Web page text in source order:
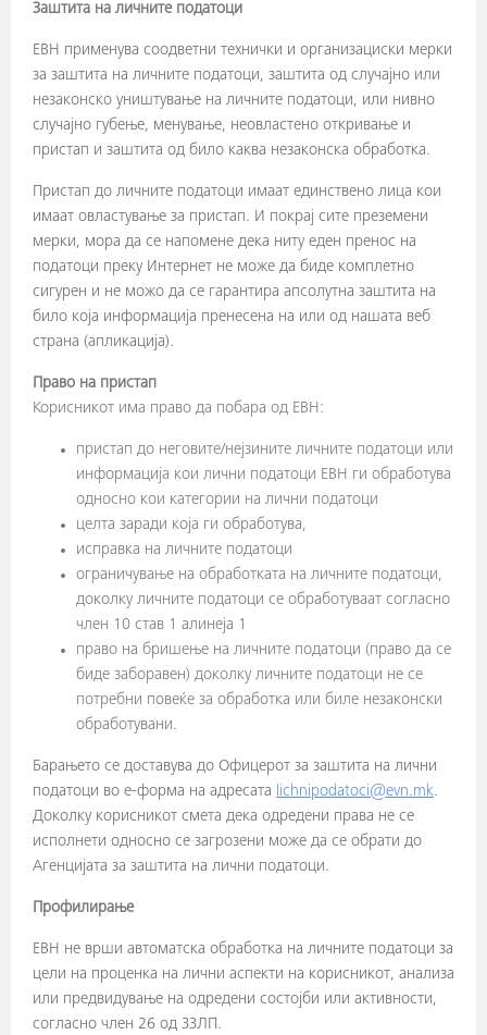
Заштита на личните податоци
ЕВН применува соодветни технички и организациски мерки
за заштита на личните податоци, заштита од случајно или
незаконско уништување на личните податоци, или нивно
случајно губење, менување, неовластено откривање и
пристап и заштита од било каква незаконска обработка.
Пристап до личните податоци имаат единствено лица кои
имаат овластување за пристап. И покрај сите преземени
мерки, мора да се напомене дека ниту еден пренос на
податоци преку Интернет не може да биде комплeтно
сигурен и не можо да се гарантира апсолутна заштита на
било која информација пренесена на или од нашата веб
страна (апликација).
Право на пристап
Корисникот има право да побара од ЕВН:
пристап до неговите/нејзините личните податоци или
информација кои лични податоци ЕВН ги обработува
односно кои категории на лични податоци
целта заради која ги обработува,
исправка на личните податоци
ограничување на обработката на личните податоци,
доколку личните податоци се обработуваат согласно
член 10 став 1 алинеја 1
право на бришење на личните податоци (право да се
биде заборавен) доколку личните податоци не се
потребни повеќе за обработка или биле незаконски
обработувани.
Барањето се доставува до Офицерот за заштита на лични
податоци во е-форма на адресата lichnipodatoci@evn.mk.
Доколку корисникот смета дека одредени права не се
исполнети односно се загрозени може да се обрати до
Агенцијата за заштита на лични податоци.
Профилирање
ЕВН не врши автоматска обработка на личните податоци за
цели на проценка на лични аспекти на корисникот, анализа
или предвидување на одредени состојби или активности,
согласно член 26 од ЗЗЛП.